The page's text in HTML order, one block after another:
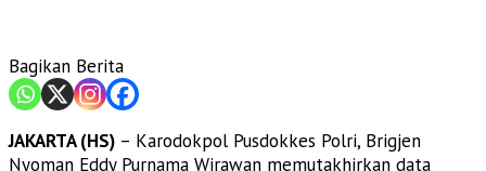
Bagikan Berita
JAKARTA (HS) – Karodokpol Pusdokkes Polri, Brigjen
Nyoman Eddy Purnama Wirawan memutakhirkan data